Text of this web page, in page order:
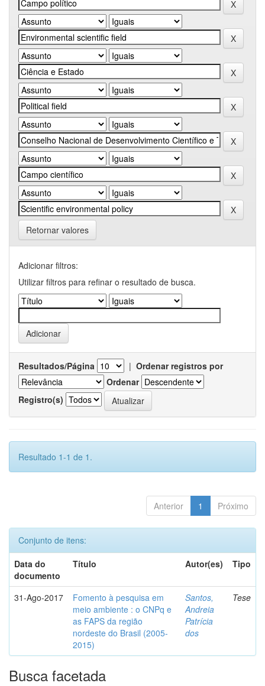
Retornar valores
Adicionar filtros:
Utilizar filtros para refinar o resultado de busca.
Resultados/Página | Ordenar registros por
Ordenar
Registro(s)
Resultado 1-1 de 1.
Anterior 1 Próximo
Conjunto de itens:
Data do
documento
Título Autor(es) Tipo
31-Ago-2017
Fomento à pesquisa em
meio ambiente : o CNPq e
as FAPS da região
nordeste do Brasil (2005-
2015)
Santos,
Andreia
Patrícia
dos
Tese
Busca facetada